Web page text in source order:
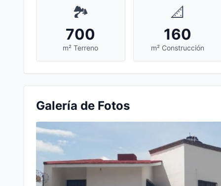
🏞️
700
m² Terreno
📐
160
m² Construcción
Galería de Fotos